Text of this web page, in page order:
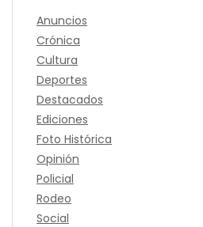
Anuncios
Crónica
Cultura
Deportes
Destacados
Ediciones
Foto Histórica
Opinión
Policial
Rodeo
Social